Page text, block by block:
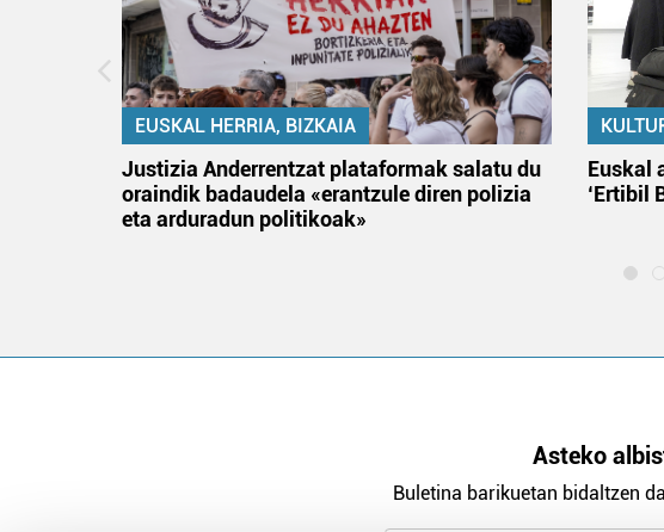
EUSKAL HERRIA, BIZKAIA
Justizia Anderrentzat plataformak salatu du
oraindik badaudela «erantzule diren polizia
eta arduradun politikoak»
Euskal
‘Ertibil
Asteko
Buletina barikuetan bidaltzen